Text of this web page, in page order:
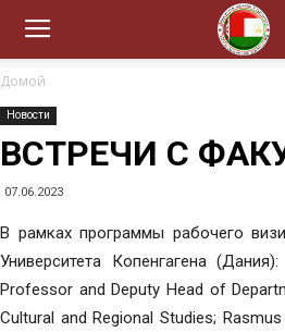
Домой
Новости
ВСТРЕЧИ С
07.06.2023
В рамках программы рабочего
Университета Копенгагена
Professor and Deputy Head of
Cultural and Regional Studies;